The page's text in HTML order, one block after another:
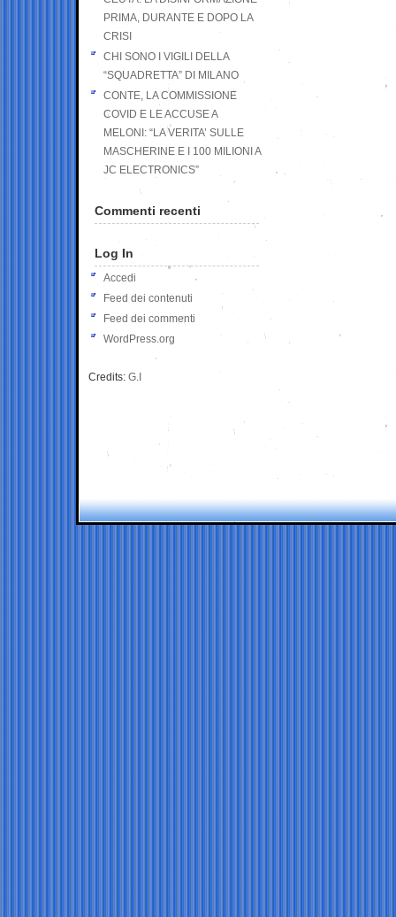
PRIMA, DURANTE E DOPO LA
CRISI
CHI SONO I VIGILI DELLA
“SQUADRETTA” DI MILANO
CONTE, LA COMMISSIONE
COVID E LE ACCUSE A
MELONI: “LA VERITA’ SULLE
MASCHERINE E I 100 MILIONI A
JC ELECTRONICS”
Commenti recenti
Log In
Accedi
Feed dei contenuti
Feed dei commenti
WordPress.org
Credits: G.I